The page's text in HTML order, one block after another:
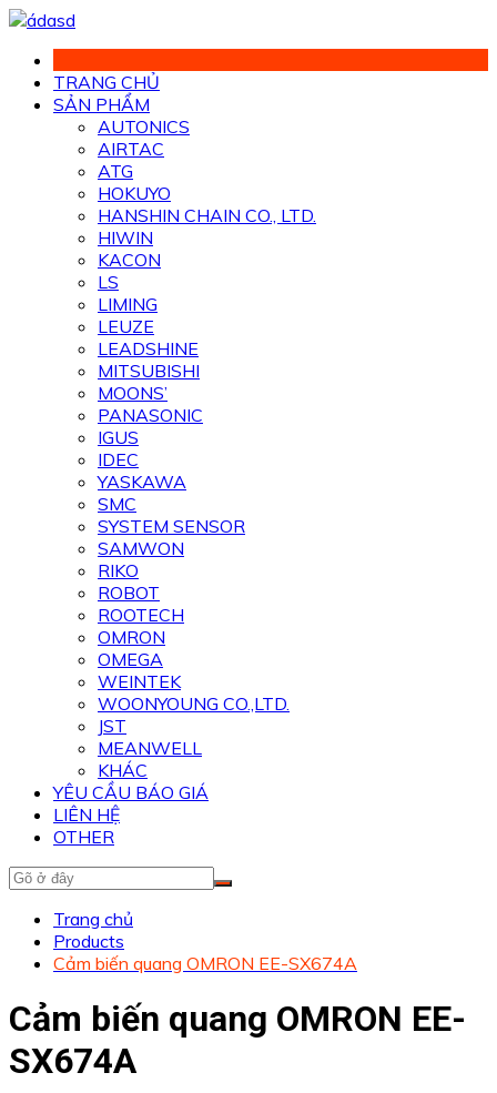
Chuyển
phần
dung
TRANG CHỦ
SẢN PHẨM
AUTONICS
AIRTAC
ATG
HOKUYO
HANSHIN CHAIN CO., LTD.
HIWIN
KACON
LS
LIMING
LEUZE
LEADSHINE
MITSUBISHI
MOONS’
PANASONIC
IGUS
IDEC
YASKAWA
SMC
SYSTEM SENSOR
SAMWON
RIKO
ROBOT
ROOTECH
OMRON
OMEGA
WEINTEK
WOONYOUNG CO.,LTD.
JST
MEANWELL
KHÁC
YÊU CẦU BÁO GIÁ
LIÊN HỆ
OTHER
Trang chủ
Products
Cảm biến quang OMRON EE-SX674A
Cảm biến quang OMRON EE-
SX674A